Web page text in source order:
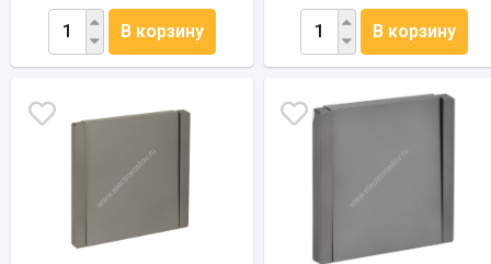
В корзину В корзину